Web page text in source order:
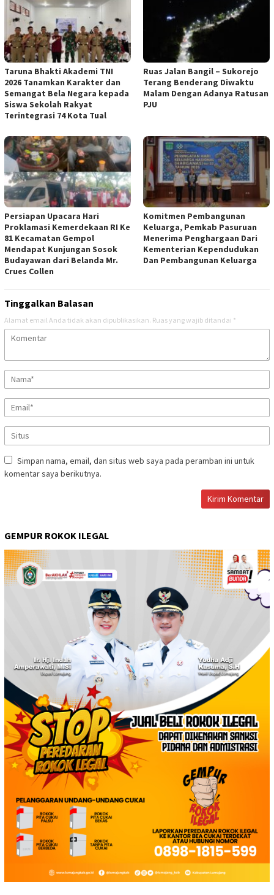
Taruna Bhakti Akademi TNI
2026 Tanamkan Karakter dan
Semangat Bela Negara kepada
Siswa Sekolah Rakyat
Terintegrasi 74 Kota Tual
Ruas Jalan Bangil – Sukorejo
Terang Benderang Diwaktu
Malam Dengan Adanya Ratusan
PJU
Persiapan Upacara Hari
Proklamasi Kemerdekaan RI Ke
81 Kecamatan Gempol
Mendapat Kunjungan Sosok
Budayawan dari Belanda Mr.
Crues Collen
Komitmen Pembangunan
Keluarga, Pemkab Pasuruan
Menerima Penghargaan Dari
Kementerian Kependudukan
Dan Pembangunan Keluarga
Tinggalkan Balasan
Alamat email Anda tidak akan dipublikasikan. Ruas yang wajib ditandai *
Simpan nama, email, dan situs web saya pada peramban ini untuk
komentar saya berikutnya.
GEMPUR ROKOK ILEGAL